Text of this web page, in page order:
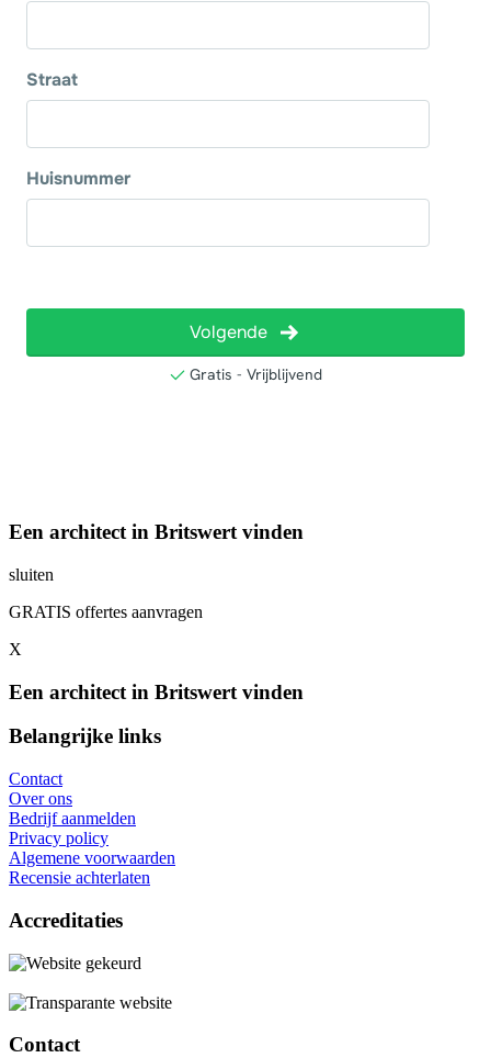
Een architect in Britswert vinden
sluiten
GRATIS offertes aanvragen
X
Een architect in Britswert vinden
Belangrijke links
Contact
Over ons
Bedrijf aanmelden
Privacy policy
Algemene voorwaarden
Recensie achterlaten
Accreditaties
Contact